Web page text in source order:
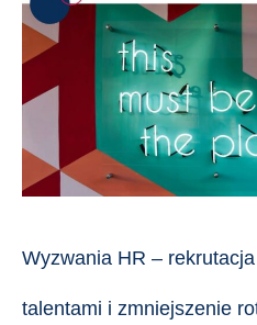
Wyzwania HR –
talentami i zmniejszenie
HR
rekrutacja
IT,
zarządzanie
zmniejszenie
rotacji